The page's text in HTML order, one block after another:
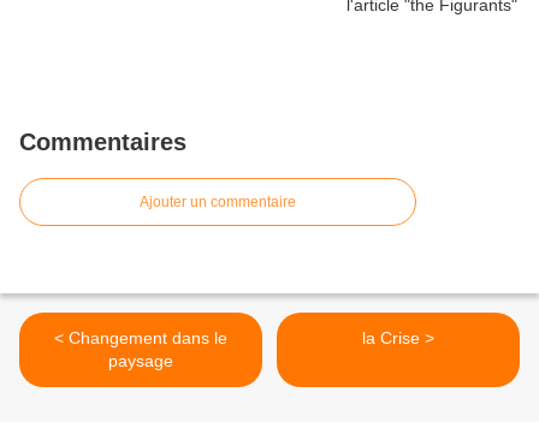
Commentaires
Ajouter un commentaire
< Changement dans le
paysage
la Crise >